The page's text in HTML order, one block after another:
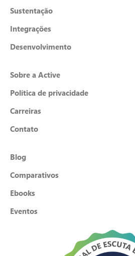
Sustentação
Integrações
Desenvolvimento
Sobre a Active
Política de privacidade
Carreiras
Contato
Blog
Comparativos
Ebooks
Eventos